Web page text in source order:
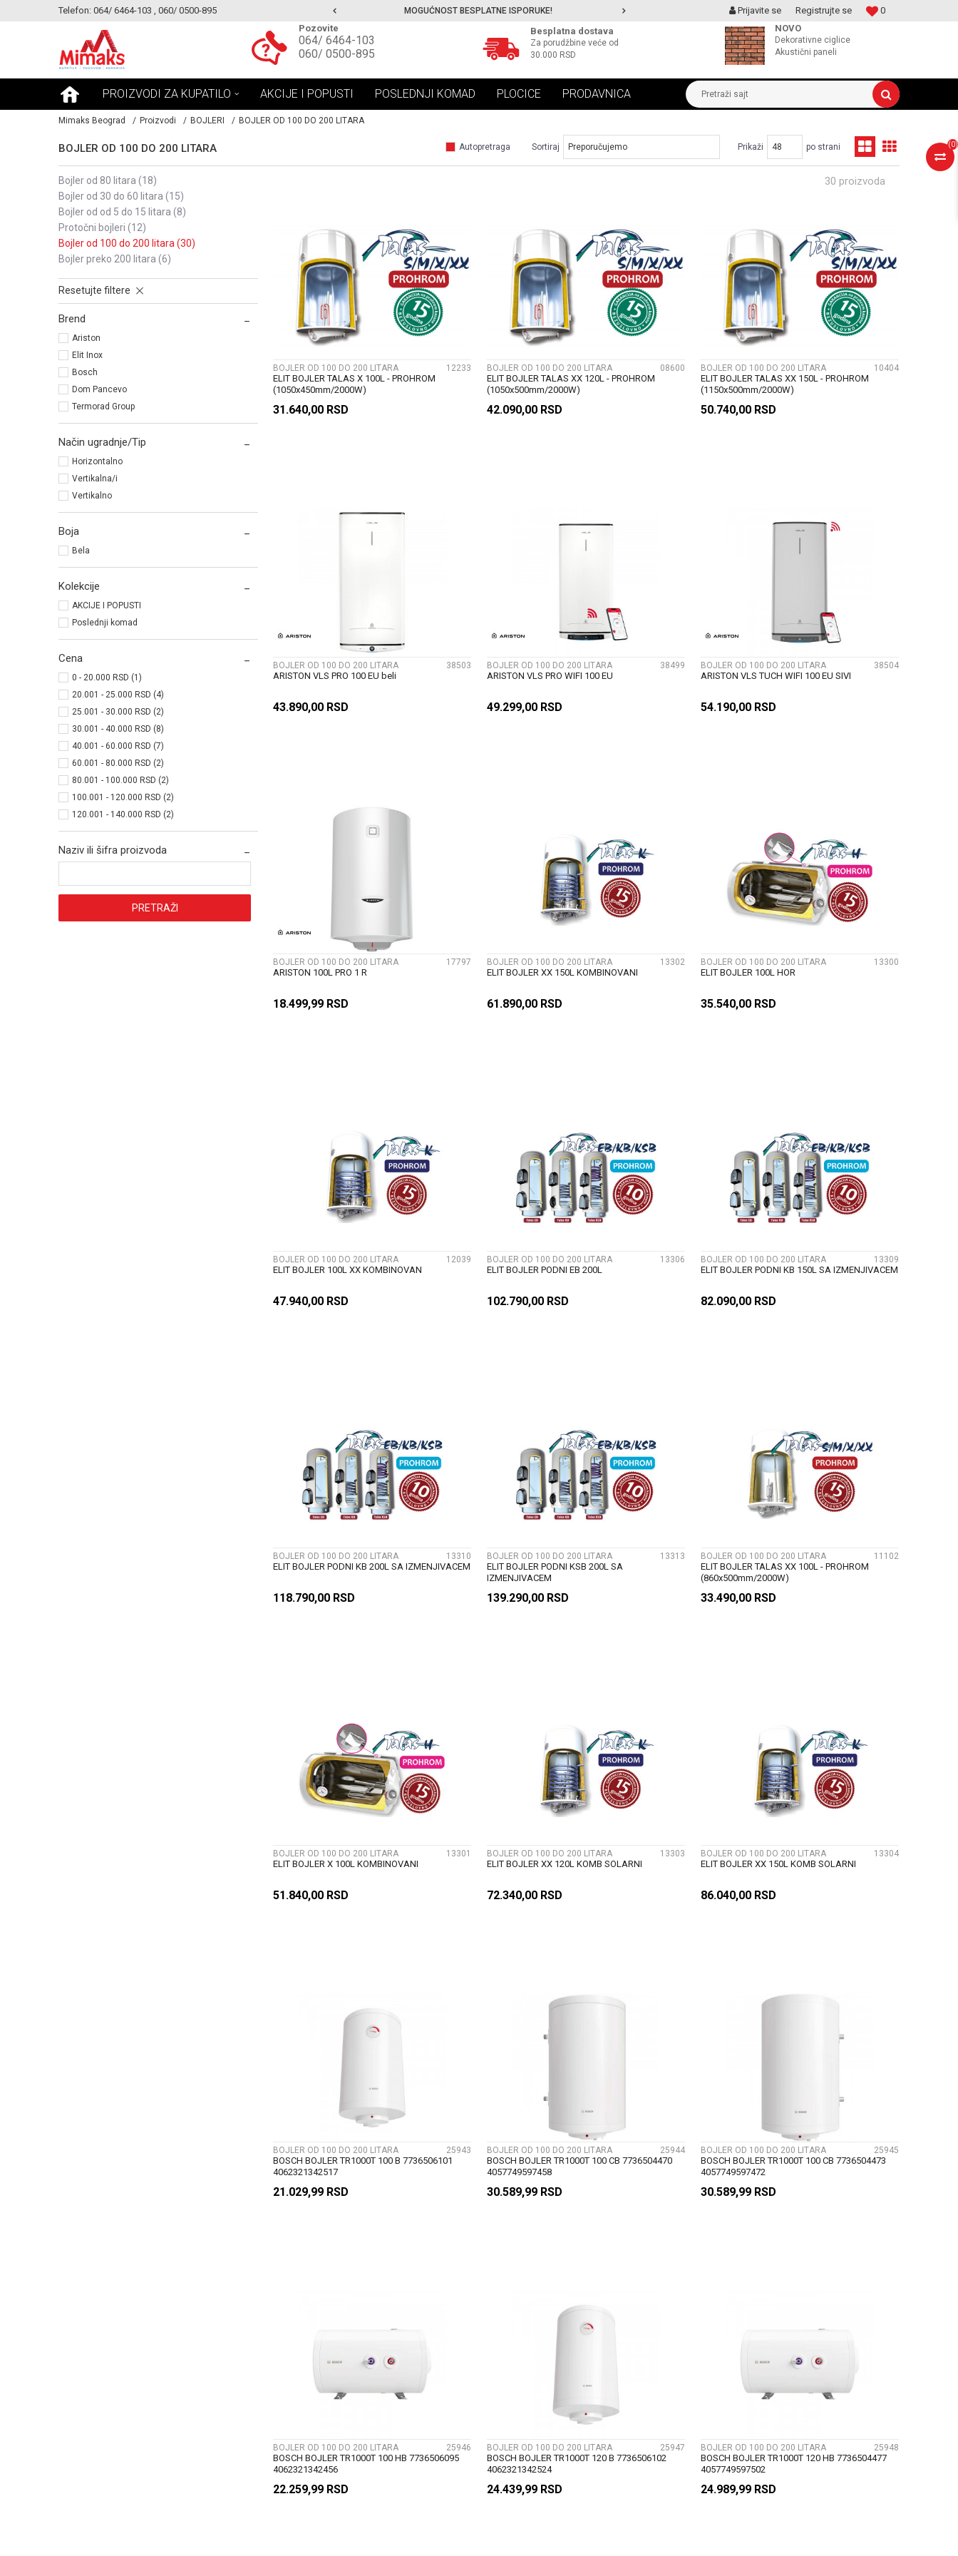
Telefon: 064/ 6464-103 , 060/ 0500-895
MOGUCNOST MONTAŽE PROIZVODA MOGUĆNOST BESPLATNE ISPORUKE! MOGUCNOST MONTAŽE PROIZVODA 0
Prijavite se
Registrujte se
Pozovite
064/ 6464-103
060/ 0500-895
Besplatna dostava
Za porudžbine veće od
30.000 RSD
NOVO
Dekorativne ciglice
Akustični paneli
PROIZVODI ZA KUPATILO AKCIJE I POPUSTI POSLEDNJI KOMAD PLOCICE PRODAVNICA Pretraži sajt
(0)
Mimaks Beograd Proizvodi BOJLERI BOJLER OD 100 DO 200 LITARA
BOJLER OD 100 DO 200 LITARA Autopretraga Sortiraj Prikaži po strani
bojler od 80 litara (18)
bojler od 30 do 60 litara (15)
bojler od od 5 do 15 litara (8)
protočni bojleri (12)
bojler od 100 do 200 litara (30)
bojler preko 200 litara (6)
Resetujte filtere
Brend
Ariston
Elit Inox
Bosch
Dom Pancevo
Termorad Group
Način ugradnje/Tip
Horizontalno
Vertikalna/i
Vertikalno
Boja
Bela
Kolekcije
AKCIJE I POPUSTI
Poslednji komad
Cena
0 - 20.000 RSD (1)
20.001 - 25.000 RSD (4)
25.001 - 30.000 RSD (2)
30.001 - 40.000 RSD (8)
40.001 - 60.000 RSD (7)
60.001 - 80.000 RSD (2)
80.001 - 100.000 RSD (2)
100.001 - 120.000 RSD (2)
120.001 - 140.000 RSD (2)
Naziv ili šifra proizvoda
PRETRAŽI
30 proizvoda
UPOREDI
BOJLER OD 100 DO 200 LITARA 12233
ELIT BOJLER TALAS X 100L - PROHROM
(1050x450mm/2000W)
31.640,00 RSD
UPOREDI
BOJLER OD 100 DO 200 LITARA 08600
ELIT BOJLER TALAS XX 120L - PROHROM
(1050x500mm/2000W)
42.090,00 RSD
UPOREDI
BOJLER OD 100 DO 200 LITARA 10404
ELIT BOJLER TALAS XX 150L - PROHROM
(1150x500mm/2000W)
50.740,00 RSD
BOJLER OD 100 DO 200 LITARA 38503
ARISTON VLS PRO 100 EU beli
43.890,00 RSD
BOJLER OD 100 DO 200 LITARA 38499
ARISTON VLS PRO WIFI 100 EU
49.299,00 RSD
BOJLER OD 100 DO 200 LITARA 38504
ARISTON VLS TUCH WIFI 100 EU SIVI
54.190,00 RSD
BOJLER OD 100 DO 200 LITARA 17797
ARISTON 100L PRO 1 R
18.499,99 RSD
UPOREDI
BOJLER OD 100 DO 200 LITARA 13302
ELIT BOJLER XX 150L KOMBINOVANI
61.890,00 RSD
UPOREDI
BOJLER OD 100 DO 200 LITARA 13300
ELIT BOJLER 100L HOR
35.540,00 RSD
UPOREDI
BOJLER OD 100 DO 200 LITARA 12039
ELIT BOJLER 100L XX KOMBINOVAN
47.940,00 RSD
UPOREDI
BOJLER OD 100 DO 200 LITARA 13306
ELIT BOJLER PODNI EB 200L
102.790,00 RSD
UPOREDI
BOJLER OD 100 DO 200 LITARA 13309
ELIT BOJLER PODNI KB 150L SA IZMENJIVACEM
82.090,00 RSD
UPOREDI
BOJLER OD 100 DO 200 LITARA 13310
ELIT BOJLER PODNI KB 200L SA IZMENJIVACEM
118.790,00 RSD
UPOREDI
BOJLER OD 100 DO 200 LITARA 13313
ELIT BOJLER PODNI KSB 200L SA
IZMENJIVACEM
139.290,00 RSD
UPOREDI
BOJLER OD 100 DO 200 LITARA 11102
ELIT BOJLER TALAS XX 100L - PROHROM
(860x500mm/2000W)
33.490,00 RSD
UPOREDI
BOJLER OD 100 DO 200 LITARA 13301
ELIT BOJLER X 100L KOMBINOVANI
51.840,00 RSD
UPOREDI
BOJLER OD 100 DO 200 LITARA 13303
ELIT BOJLER XX 120L KOMB SOLARNI
72.340,00 RSD
UPOREDI
BOJLER OD 100 DO 200 LITARA 13304
ELIT BOJLER XX 150L KOMB SOLARNI
86.040,00 RSD
BOJLER OD 100 DO 200 LITARA 25943
BOSCH BOJLER TR1000T 100 B 7736506101
4062321342517
21.029,99 RSD
BOJLER OD 100 DO 200 LITARA 25944
BOSCH BOJLER TR1000T 100 CB 7736504470
4057749597458
30.589,99 RSD
BOJLER OD 100 DO 200 LITARA 25945
BOSCH BOJLER TR1000T 100 CB 7736504473
4057749597472
30.589,99 RSD
UPOREDI
BOJLER OD 100 DO 200 LITARA 25946
BOSCH BOJLER TR1000T 100 HB 7736506095
4062321342456
22.259,99 RSD
BOJLER OD 100 DO 200 LITARA 25947
BOSCH BOJLER TR1000T 120 B 7736506102
4062321342524
24.439,99 RSD
UPOREDI
BOJLER OD 100 DO 200 LITARA 25948
BOSCH BOJLER TR1000T 120 HB 7736504477
4057749597502
24.989,99 RSD